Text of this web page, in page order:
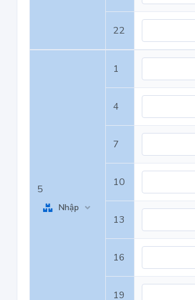
22
5
Nhập
1
4
7
10
13
16
19